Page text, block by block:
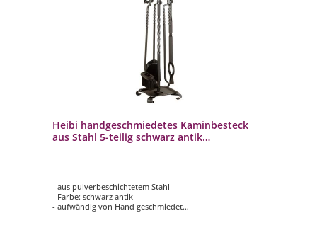
Heibi handgeschmiedetes Kaminbesteck
aus Stahl 5-teilig schwarz antik
- aus pulverbeschichtetem Stahl
- Farbe: schwarz antik
- aufwändig von Hand geschmiedet